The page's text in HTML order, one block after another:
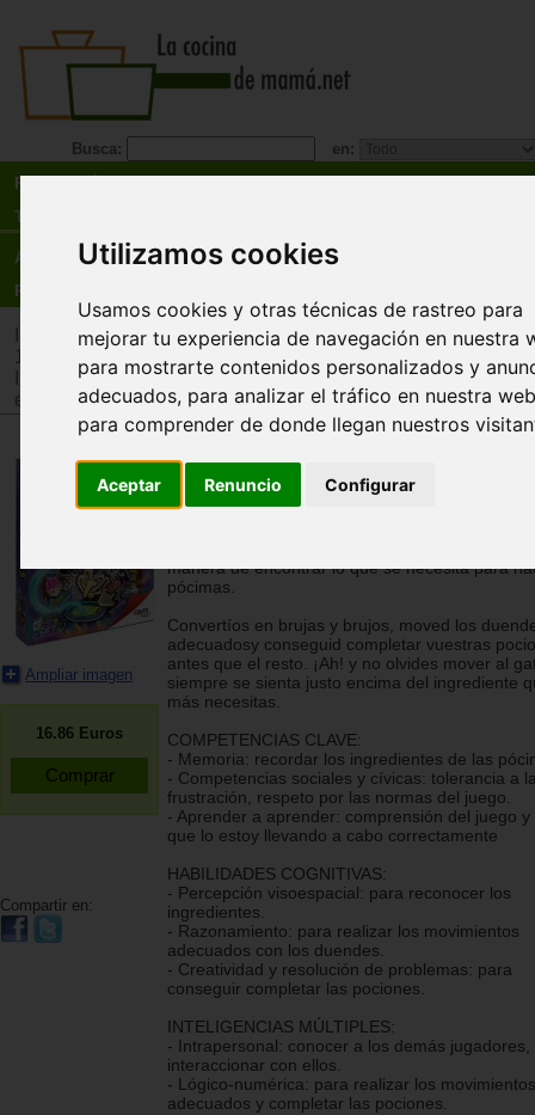
Utilizamos cookies
Usamos cookies y otras técnicas de rastreo para
mejorar tu experiencia de navegación en nuestra
para mostrarte contenidos personalizados y
adecuados, para analizar el tráfico en nuestra
para comprender de donde llegan nuestros
Aceptar Renuncio Configurar
Busca: en:
Recetas
Tienda
Actualidad
Registro
>Tienda>Juguetes infantiles>Juguetes por edad>
12 años
>Tienda>Juguetes infantiles>Juguetes por tipo >
estrategia
Ampliar imagen
16.86 Euros
Compartir en:
Pozimus
Josep M. Allué, Dani Gómez, Dany Molero
manera de encontrar lo que se necesita para
pócimas.
Convertíos en brujas y brujos, moved los
adecuadosy conseguid completar vuestras
antes que el resto. ¡Ah! y no olvides mover al
siempre se sienta justo encima del ingrediente
más necesitas.
COMPETENCIAS CLAVE:
- Memoria: recordar los ingredientes de las
- Competencias sociales y cívicas: tolerancia a
frustración, respeto por las normas del juego.
- Aprender a aprender: comprensión del juego y
que lo estoy llevando a cabo correctamente
HABILIDADES COGNITIVAS:
- Percepción visoespacial: para reconocer los
ingredientes.
- Razonamiento: para realizar los movimientos
adecuados con los duendes.
- Creatividad y resolución de problemas: para
conseguir completar las pociones.
INTELIGENCIAS MÚLTIPLES:
- Intrapersonal: conocer a los demás jugadores,
interaccionar con ellos.
- Lógico-numérica: para realizar los movimientos
adecuados y completar las pociones.